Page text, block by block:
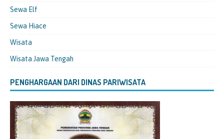
Sewa Elf
Sewa Hiace
Wisata
Wisata Jawa Tengah
PENGHARGAAN DARI DINAS PARIWISATA